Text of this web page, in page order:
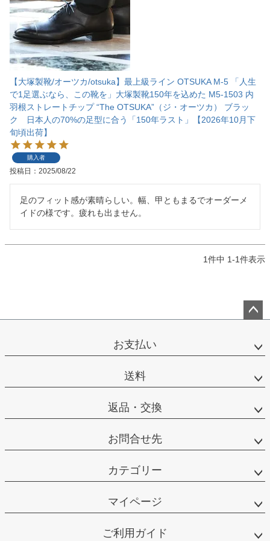
【大塚製靴/オーツカ/otsuka】最上級ライン OTSUKA M-5 「人生
で1足選ぶなら、この靴を」大塚製靴150年を込めた M5-1503 内
羽根ストレートチップ “The OTSUKA”（ジ・オーツカ） ブラッ
ク 日本人の70%の足型に合う「150年ラスト」【2026年10月下
旬頃出荷】
購入者
投稿日 2025/08/22
足のフィット感が素晴らしい。幅、甲ともまるでオーダーメ
イドの様です。疲れも出ません。
1件中 1-1件表示
ップ
お支払い
送料
返品・交換
お問合せ先
カテゴリー
マイページ
ご利用ガイド